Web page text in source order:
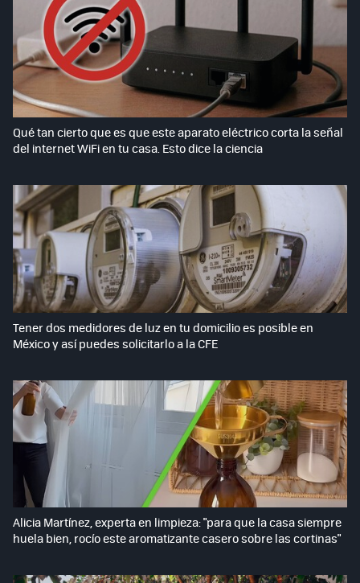
Qué tan cierto que es que este aparato eléctrico corta la señal
del internet WiFi en tu casa. Esto dice la ciencia
Tener dos medidores de luz en tu domicilio es posible en
México y así puedes solicitarlo a la CFE
Alicia Martínez, experta en limpieza: "para que la casa siempre
huela bien, rocío este aromatizante casero sobre las cortinas"